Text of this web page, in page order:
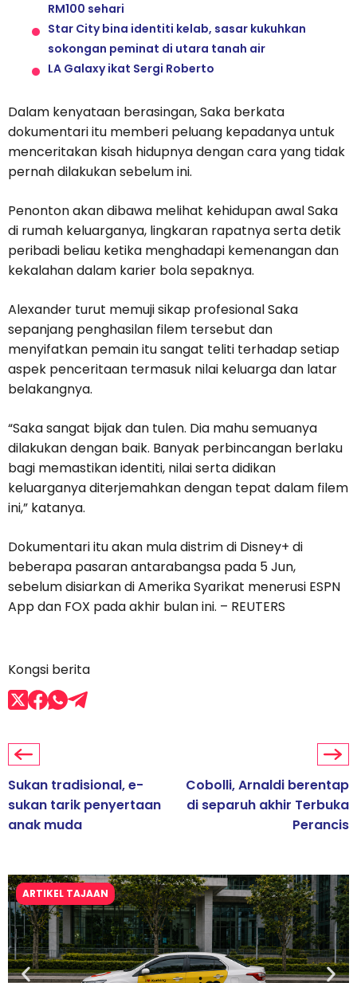
RM100 sehari
Star City bina identiti kelab, sasar kukuhkan
sokongan peminat di utara tanah air
LA Galaxy ikat Sergi Roberto
Dalam kenyataan berasingan, Saka berkata
dokumentari itu memberi peluang kepadanya untuk
menceritakan kisah hidupnya dengan cara yang tidak
pernah dilakukan sebelum ini.
Penonton akan dibawa melihat kehidupan awal Saka
di rumah keluarganya, lingkaran rapatnya serta detik
peribadi beliau ketika menghadapi kemenangan dan
kekalahan dalam karier bola sepaknya.
Alexander turut memuji sikap profesional Saka
sepanjang penghasilan filem tersebut dan
menyifatkan pemain itu sangat teliti terhadap setiap
aspek penceritaan termasuk nilai keluarga dan latar
belakangnya.
“Saka sangat bijak dan tulen. Dia mahu semuanya
dilakukan dengan baik. Banyak perbincangan berlaku
bagi memastikan identiti, nilai serta didikan
keluarganya diterjemahkan dengan tepat dalam filem
ini,” katanya.
Dokumentari itu akan mula distrim di Disney+ di
beberapa pasaran antarabangsa pada 5 Jun,
sebelum disiarkan di Amerika Syarikat menerusi ESPN
App dan FOX pada akhir bulan ini. – REUTERS
Kongsi berita
Sukan tradisional, e-
sukan tarik penyertaan
anak muda
Cobolli, Arnaldi berentap
di separuh akhir Terbuka
Perancis
ARTIKEL TAJAAN